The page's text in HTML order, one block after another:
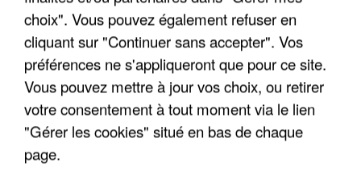
choix". Vous pouvez également refuser en
cliquant sur "Continuer sans accepter". Vos
préférences ne s'appliqueront que pour ce site.
Vous pouvez mettre à jour vos choix, ou retirer
votre consentement à tout moment via le lien
"Gérer les cookies" situé en bas de chaque
page.